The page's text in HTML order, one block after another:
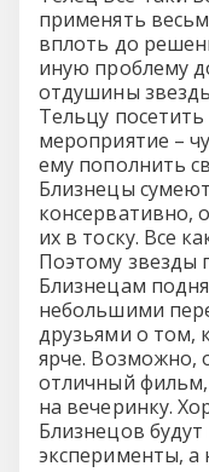
применять
вплоть до
иную проблему
отдушины
Тельцу
мероприятие –
ему пополнить
Близнецы
консервативно,
их в тоску. Все
Поэтому звезды
Близнецам
небольшими
друзьями о том,
ярче. Возможно,
отличный фильм,
на вечеринку.
Близнецов
эксперименты, а